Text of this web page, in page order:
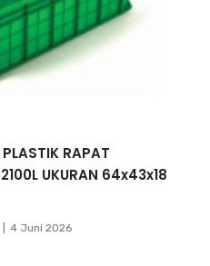
RAPAT
UKURAN 64x43x18
4 Juni 2026